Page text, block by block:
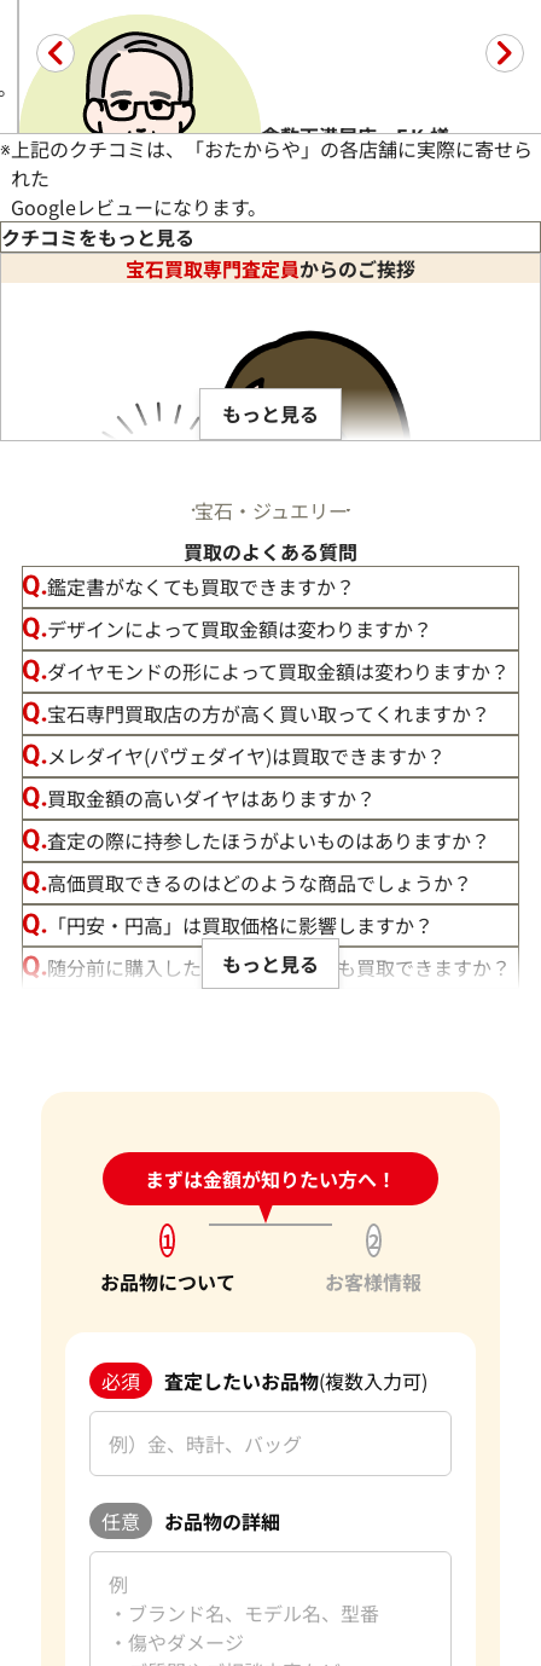
倉敷天満屋店 I.M.様
※上記のクチコミは、「おたからや」の各店舗に実際に寄せら
れた
Googleレビューになります。
クチコミをもっと見る
宝石買取専門査定員からのご挨拶
この度は「おたからや」で宝石の買取をご利用いただき、誠
にありがとうございました。お客様の大切な宝石にご満足い
ただける価格をご提示できましたこと、大変嬉しく思います。
私たちの目標は、常にお客様にご満足いただける買取を提供
することです。そのためには、最新の市場動向をしっかりと把
最良の買取価格をご提示できるよう努めております。
お客様にとって最良の結果をご提供できたことは、私たちに
とって何よりの励みとなります。お客様からの感謝の言葉をい
ただけることは、私たちの信頼を第一に考えたサービスが報
われた証です。今後もお客様からいただいた信頼を裏切らない
よう、サービスの向上に努め、さらに多くのお客様にご満足
いただけるよう精進してまいります。
宝石以外にも、金・貴金属やブランド品などのご売却をお考
えの際は、ぜひ「おたからや」をご利用ください。お客様の
大切なお品物を最良の価格でお取引できるよう、査定員一
同、ご満足いただける買取を提供してまいります。 改めて、
この度はご利用いただき、誠にありがとうございました。お
客様のまたのご利用を心よりお待ち申し上げております。
おたからやの宝石買取査定
宝石買取専門査定員
旅行、読書
日々是好日
好きなブランドダイヤモンド・宝石
もっと見る
宝石・ジュエリー
買取のよくある質問
鑑定書がなくても買取できますか？
デザインによって買取金額は変わりますか？
ダイヤモンドの形によって買取金額は変わりますか？
宝石専門買取店の方が高く買い取ってくれますか？
メレダイヤ(パヴェダイヤ)は買取できますか？
買取金額の高いダイヤはありますか？
査定の際に持参したほうがよいものはありますか？
高価買取できるのはどのような商品でしょうか？
「円安・円高」は買取価格に影響しますか？
随分前に購入したダイヤモンドでも買取できますか？
ダイヤモンドの買取価格には、どんなことが影響しま
身分証明書がなぜ必要？
もっと見る
まずは金額が知りたい方へ！
24時間受付中!問い合わせフォーム
1
お品物について
2
お客様情報
必須 査定したいお品物(複数入力可)
任意 お品物の詳細